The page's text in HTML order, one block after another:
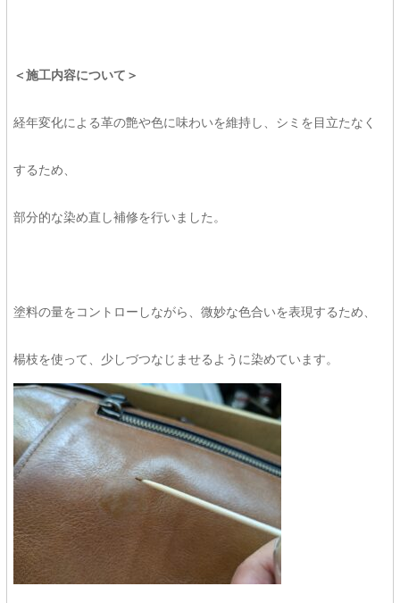
＜施工内容について＞
経年変化による革の艶や色に味わいを維持し、シミを目立たなく
するため、
部分的な染め直し補修を行いました。
塗料の量をコントローしながら、微妙な色合いを表現するため、
楊枝を使って、少しづつなじませるように染めています。